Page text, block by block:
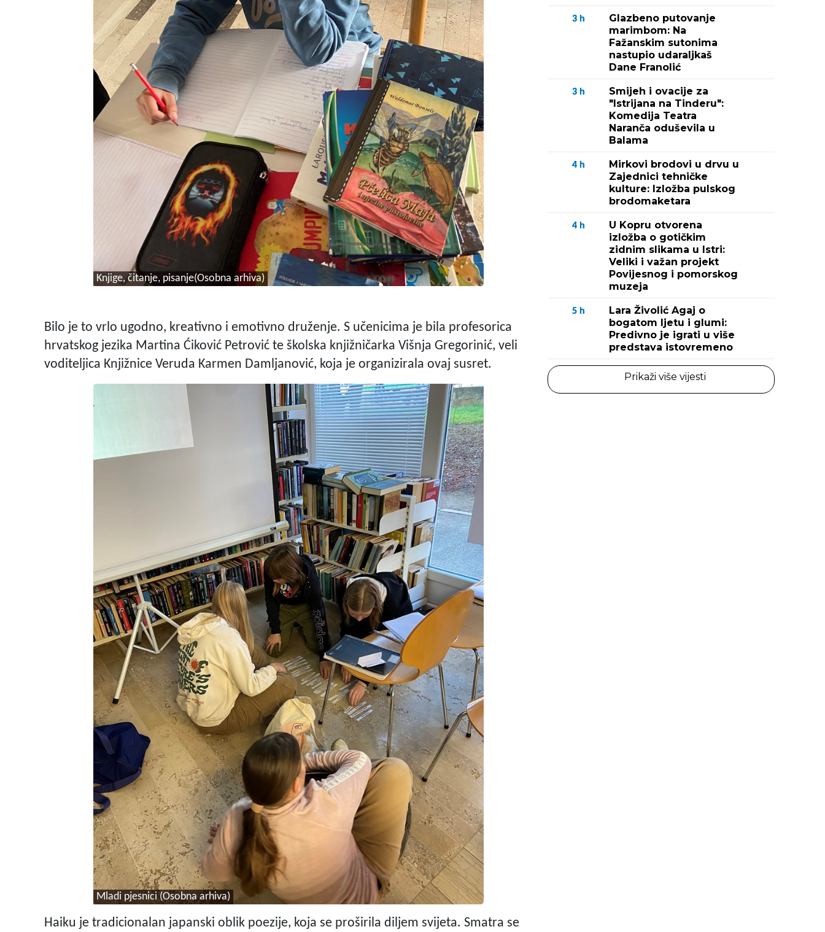
Knjige, čitanje, pisanje(Osobna arhiva)
Bilo je to vrlo ugodno, kreativno i emotivno druženje. S učenicima je bila profesorica
hrvatskog jezika Martina Ćiković Petrović te školska knjižničarka Višnja Gregorinić, veli
voditeljica Knjižnice Veruda Karmen Damljanović, koja je organizirala ovaj susret.
Mladi pjesnici (Osobna arhiva)
Haiku je tradicionalan japanski oblik poezije, koja se proširila diljem svijeta. Smatra se
3 h
Glazbeno putovanje
marimbom: Na
Fažanskim sutonima
nastupio udaraljkaš
Dane Franolić
3 h
Smijeh i ovacije za
"Istrijana na Tinderu":
Komedija Teatra
Naranča oduševila u
Balama
4 h
Mirkovi brodovi u drvu u
Zajednici tehničke
kulture: Izložba pulskog
brodomaketara
4 h
U Kopru otvorena
izložba o gotičkim
zidnim slikama u Istri:
Veliki i važan projekt
Povijesnog i pomorskog
muzeja
5 h
Lara Živolić Agaj o
bogatom ljetu i glumi:
Predivno je igrati u više
predstava istovremeno
Prikaži više vijesti